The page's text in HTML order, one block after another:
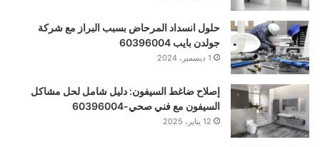
حلول انسداد المرحاض بسبب البراز مع شركة
جولدن بايب 60396004
1 ديسمبر، 2024
إصلاح ضاغط السيفون: دليل شامل لحل مشاكل
السيفون مع فني صحي-60396004
12 يناير، 2025